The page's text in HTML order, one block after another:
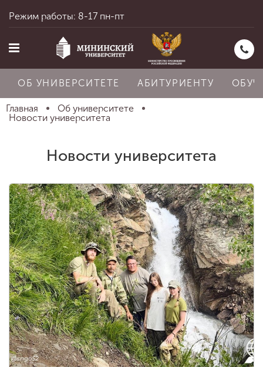
Об университете
Абитуриенту
Обучение
Наука
Международная
деятельность
Режим работы: 8-17 пн-пт
ОБ УНИВЕРСИТЕТЕ АБИТУРИЕНТУ
Главная
Об университете
Новости университета
Новости университета